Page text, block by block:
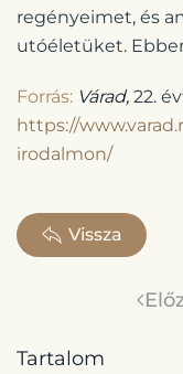
regényeimet, és
utóéletüket.
Forrás: Várad, 22.
https://
irodalmon/
Vissza
Tartalom